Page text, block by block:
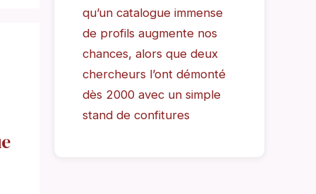
qu’un catalogue immense
de profils augmente nos
chances, alors que deux
chercheurs l’ont démonté
dès 2000 avec un simple
stand de confitures